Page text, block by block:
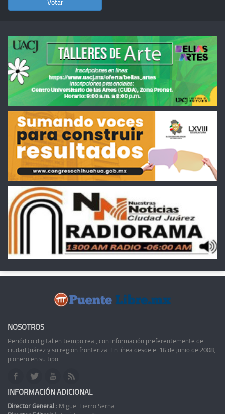
NOSOTROS
Periódico digital en tiempo real, con información preferentemente de
ciudad Juárez y su región fronteriza. En línea desde el 16 de junio de 2008,
pionero en su tipo.
INFORMACIÓN ADICIONAL
Director General : Miguel Fierro Serna